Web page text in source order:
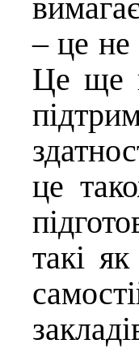
– це не
Це ще й
це
такі